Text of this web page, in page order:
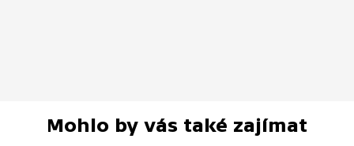
Mohlo by vás také zajímat